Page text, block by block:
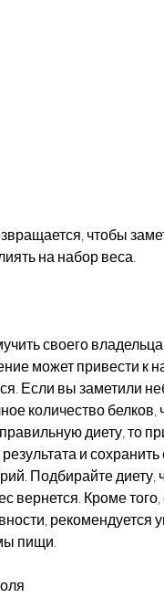
на набор веса.
своего
может привести к
Если вы заметили
количество белков,
диету, то
и сохранить
Подбирайте диету,
вернется. Кроме
рекомендуется
пищи.